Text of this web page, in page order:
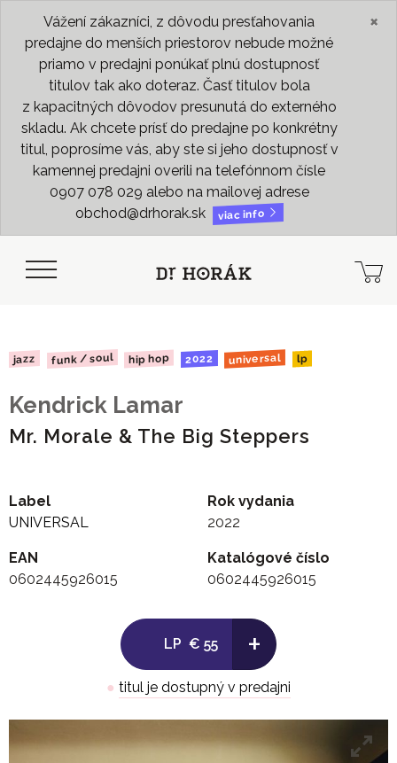
Vážení zákazníci, z dôvodu presťahovania
predajne do menších priestorov nebude možné
priamo v predajni ponúkať plnú dostupnosť
titulov tak ako doteraz. Časť titulov bola
z kapacitných dôvodov presunutá do externého
skladu. Ak chcete prísť do predajne po konkrétny
titul, poprosíme vás, aby ste si jeho dostupnosť v
kamennej predajni overili na telefónnom čísle
0907 078 029 alebo na mailovej adrese
obchod@drhorak.sk
viac info
×
jazz funk / soul hip hop 2022 universal lp
Kendrick Lamar
Mr. Morale & The Big Steppers
Label
UNIVERSAL
Rok vydania
2022
EAN
0602445926015
Katalógové číslo
0602445926015
LP € 55 +
● titul je dostupný v predajni